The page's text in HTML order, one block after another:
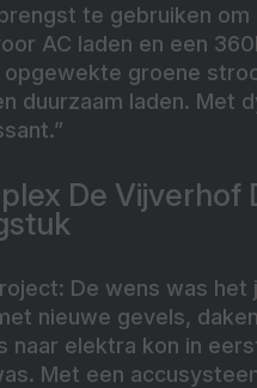
te gebruiken om
AC laden en een
groene
duurzaam laden. Met
De Vijverhof
De wens was
nieuwe gevels,
naar elektra kon in
Met een